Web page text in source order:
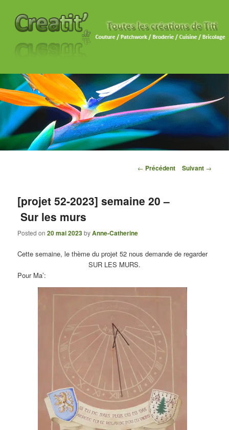
Navigation des articles
← Précédent Suivant →
[projet 52-2023] semaine 20 –
Sur les murs
Posted on20 mai 2023byAnne-Catherine
Cette semaine, le thème du projet 52 nous demande de regarder
SUR LES MURS.
Pour Ma’: